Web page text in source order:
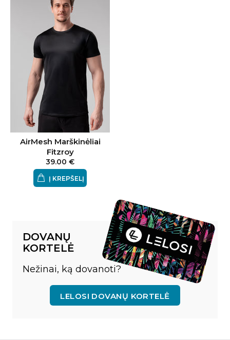
AirMesh Marškinėliai
Fitzroy
39.00 €
Į KREPŠELĮ
DOVANŲ
KORTELĖ
Nežinai, ką dovanoti?
LELOSI DOVANŲ KORTELĖ
PRISIJUNK PRIE LELOSI ŠEIMOS
IR MĖGAUKIS 10% NUOLAIDA
PIRMAM UŽSAKYMUI
Bet palauk, yra daugiau...